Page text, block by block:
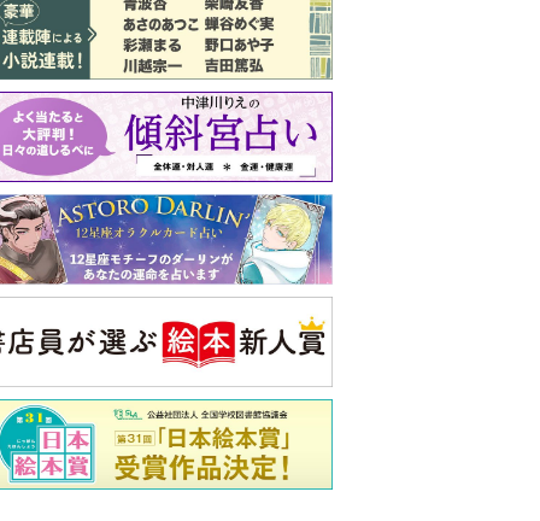
バックナンバー
注目トピ
結婚1か月で離婚を決めました。本当に
よかったのでしょうか
義実家について、義弟が私へ怒りのLINE
ピアノの月謝、払うべき？
公論新社の本
三千円の使いかた
原田ひ香 著詳しくみる
フォメーション